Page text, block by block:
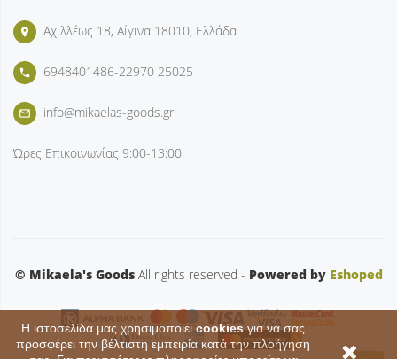
Η ιστοσελίδα μας χρησιμοποιείcookiesγια να σας
προσφέρει την βέλτιστη εμπειρία κατά την πλοήγηση
place Αχιλλέως 18, Αίγινα 18010, Ελλάδα
phone 6948401486-22970 25025
mail_outline info@mikaelas-goods.gr
Ώρες Επικοινωνίας 9:00-13:00
© Mikaela's GoodsAll rights reserved - Powered by Eshoped